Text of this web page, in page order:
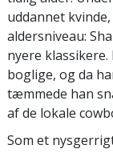
uddannet
aldersniveau:
nyere
boglige, og da
tæmmede han
af de lokale
Som et